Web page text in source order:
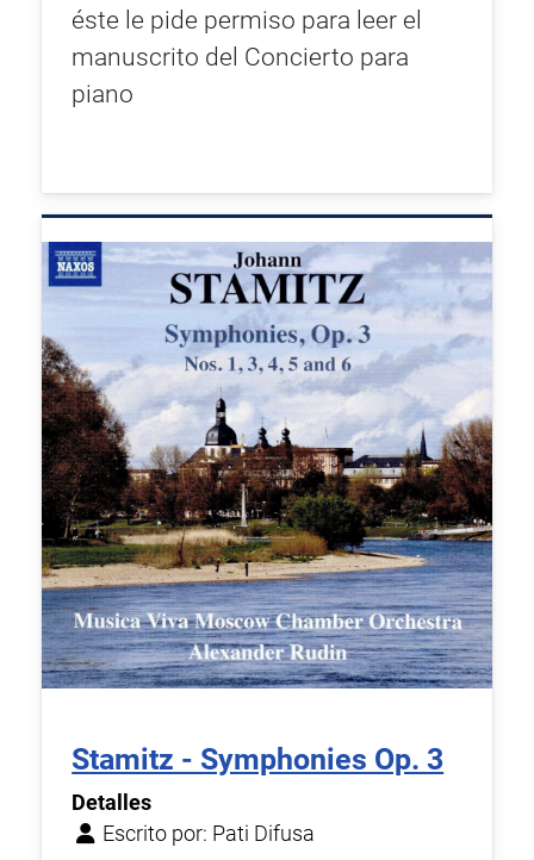
éste le pide permiso para leer el
manuscrito del Concierto para
piano
Stamitz - Symphonies Op. 3
Detalles
Escrito por: Pati Difusa